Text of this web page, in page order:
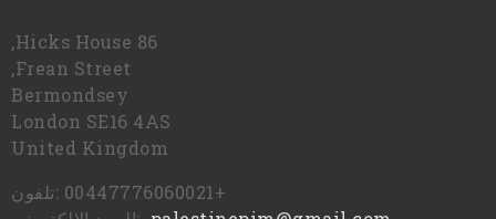
86 Hicks House,
Frean Street,
Bermondsey
London SE16 4AS
United Kingdom
+00447776060021 :تلفون